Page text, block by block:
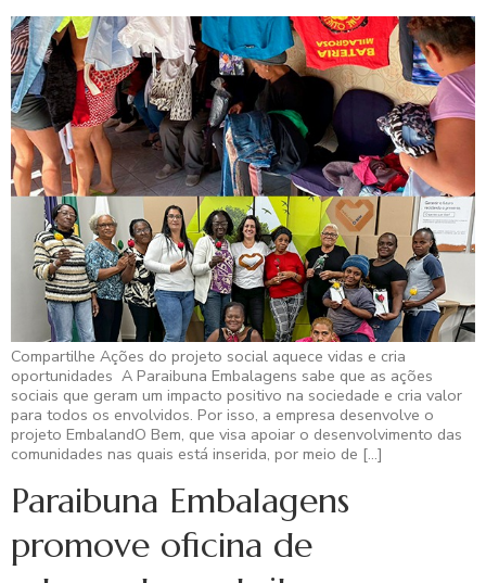
Compartilhe Ações do projeto social aquece vidas e cria
oportunidades A Paraibuna Embalagens sabe que as ações
sociais que geram um impacto positivo na sociedade e cria valor
para todos os envolvidos. Por isso, a empresa desenvolve o
projeto EmbalandO Bem, que visa apoiar o desenvolvimento das
comunidades nas quais está inserida, por meio de […]
Paraibuna Embalagens
promove oficina de